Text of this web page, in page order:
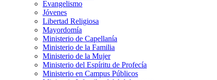
Evangelismo
Jóvenes
Libertad Religiosa
Mayordomía
Ministerio de Capellanía
Ministerio de la Familia
Ministerio de la Mujer
Ministerio del Espíritu de Profecía
Ministerio en Campus Públicos